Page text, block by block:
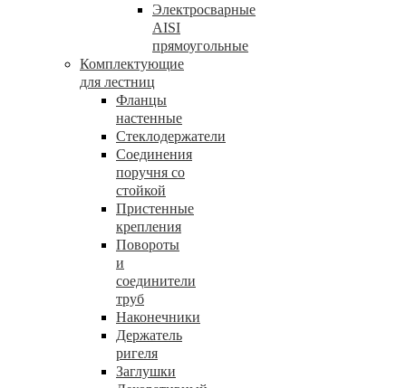
Электросварные
AISI
прямоугольные
Комплектующие
для лестниц
Фланцы
настенные
Стеклодержатели
Соединения
поручня со
стойкой
Пристенные
крепления
Повороты
и
соединители
труб
Наконечники
Держатель
ригеля
Заглушки